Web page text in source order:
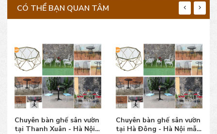
CÓ THỂ BẠN QUAN TÂM
Chuyên bàn ghế sân vườn
tại Thanh Xuân - Hà Nội
Chuyên bàn ghế sân vườn
tại Hà Đông - Hà Nội mẫu